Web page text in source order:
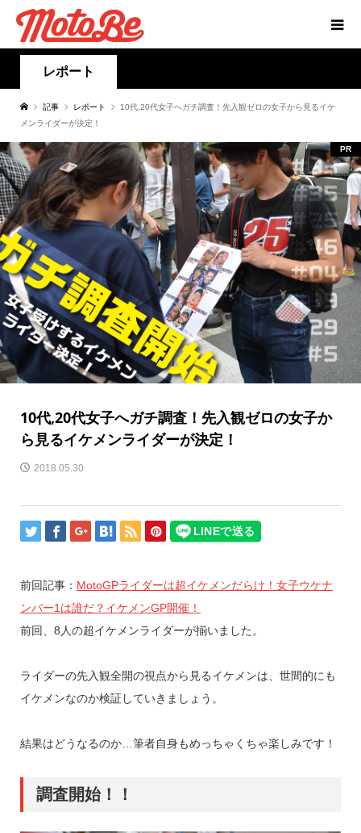
レポート
記事 レポート
10代,20代女子へガチ調査！先入観ゼロの女子から見るイケ
メンライダーが決定！
PR
10代,20代女子へガチ調査！先入観ゼロの女子か
ら見るイケメンライダーが決定！
2018.05.30
前回記事： MotoGPライダーは超イケメンだらけ！女子ウケナ
ンバー1は誰だ？イケメンGP開催！
前回、8人の超イケメンライダーが揃いました。
ライダーの先入観全開の視点から見るイケメンは、世間的にも
イケメンなのか検証していきましょう。
結果はどうなるのか…筆者自身もめっちゃくちゃ楽しみです！
調査開始！！